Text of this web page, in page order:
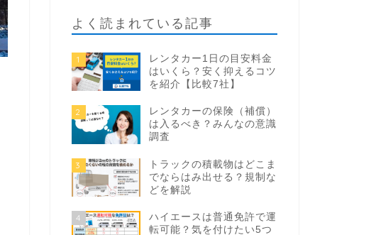
よく読まれている記事
1
レンタカー1日の目安料金
はいくら？安く抑えるコツ
を紹介【比較7社】
2
レンタカーの保険（補償）
は入るべき？みんなの意識
調査
3
トラックの積載物はどこま
でならはみ出せる？規制な
どを解説
4
ハイエースは普通免許で運
転可能？気を付けたい5つ